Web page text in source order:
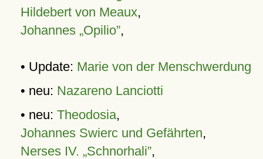
Hildebert von Meaux,
Johannes „Opilio”,
• Update: Marie von der Menschwerdung
• neu: Nazareno Lanciotti
• neu: Theodosia,
Johannes Swierc und Gefährten,
Nerses IV. „Schnorhali”,